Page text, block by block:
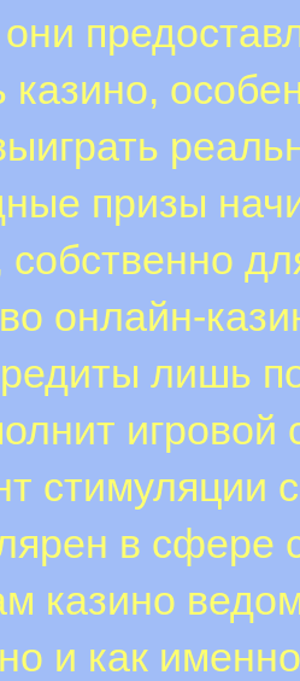
казино,
призы
онлайн-
лишь
игровой
в сфере
казино
и как